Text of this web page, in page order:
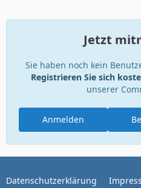
Jetzt
Sie haben noch kein
Registrieren Sie sich
unserer
Anmelden
Datenschutzerklärung